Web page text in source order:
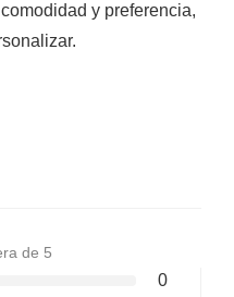
y preferencia,
de 5
0